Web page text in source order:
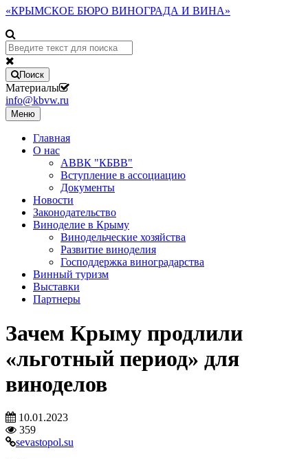
«КРЫМСКОЕ БЮРО ВИНОГРАДА И ВИНА»
Поиск
Материалы
info@kbvw.ru
Меню
Главная
О нас
АВВК "КБВВ"
Вступление в ассоциацию
Документы
Новости
Законодательство
Виноделие в Крыму
Винодельческие хозяйства
Развитие виноделия
Господдержка виноградарства
Винный туризм
Выставки
Партнеры
Зачем Крыму продлили
«льготный период» для
виноделов
10.01.2023
359
sevastopol.su